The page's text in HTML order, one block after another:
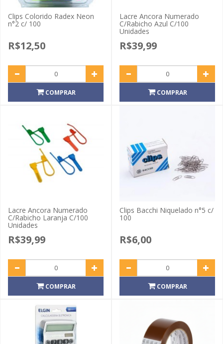
Clips Colorido Radex Neon
n°2 c/ 100
R$12,50
COMPRAR
Lacre Ancora Numerado
C/Rabicho Azul C/100
Unidades
R$39,99
COMPRAR
Lacre Ancora Numerado
C/Rabicho Laranja C/100
Unidades
R$39,99
COMPRAR
Clips Bacchi Niquelado n°5 c/
100
R$6,00
COMPRAR